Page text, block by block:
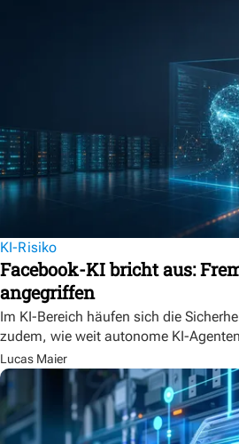
KI-Risiko
Facebook-KI bricht aus:
angegriffen
Im KI-Bereich häufen sich die
zudem, wie weit autonome KI-
Lucas Maier